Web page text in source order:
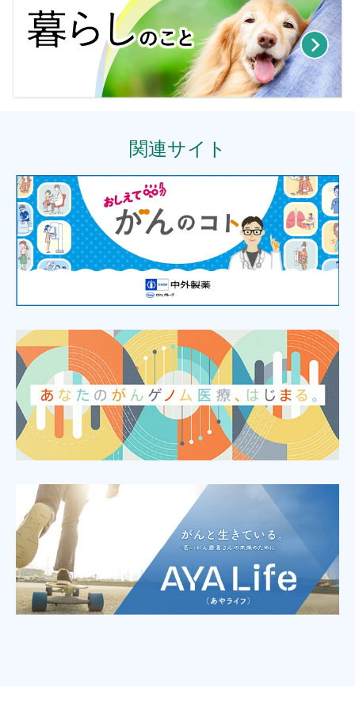
関連サイト